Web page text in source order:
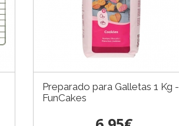
Preparado para Galletas 1 Kg -
FunCakes